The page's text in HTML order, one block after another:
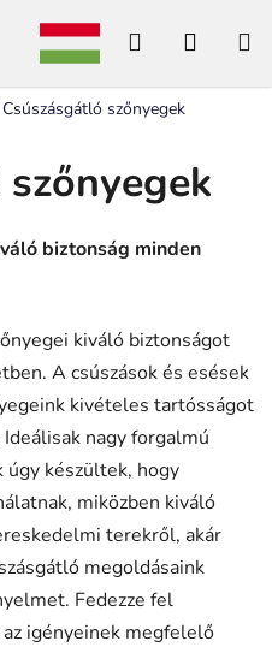
Keresés
Csúszásgátló szőnyegek
biztonság minden
kiváló biztonságot
A csúszások és esések
kivételes tartósságot
nagy forgalmú
úgy készültek, hogy
miközben kiváló
terekről, akár
megoldásaink
Fedezze fel
igényeinek megfelelő